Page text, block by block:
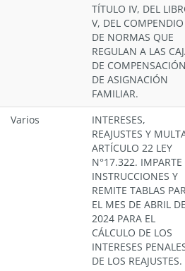
TÍTULO IV, DEL
V, DEL COMPENDIO
DE NORMAS QUE
REGULAN A LAS
DE
DE ASIGNACIÓN
FAMILIAR.
Varios
INTERESES,
REAJUSTES Y
ARTÍCULO 22 LEY
N°17.322. IMPARTE
INSTRUCCIONES Y
REMITE TABLAS
EL MES DE ABRIL
2024 PARA EL
CÁLCULO DE LOS
INTERESES
DE LOS REAJUSTES.